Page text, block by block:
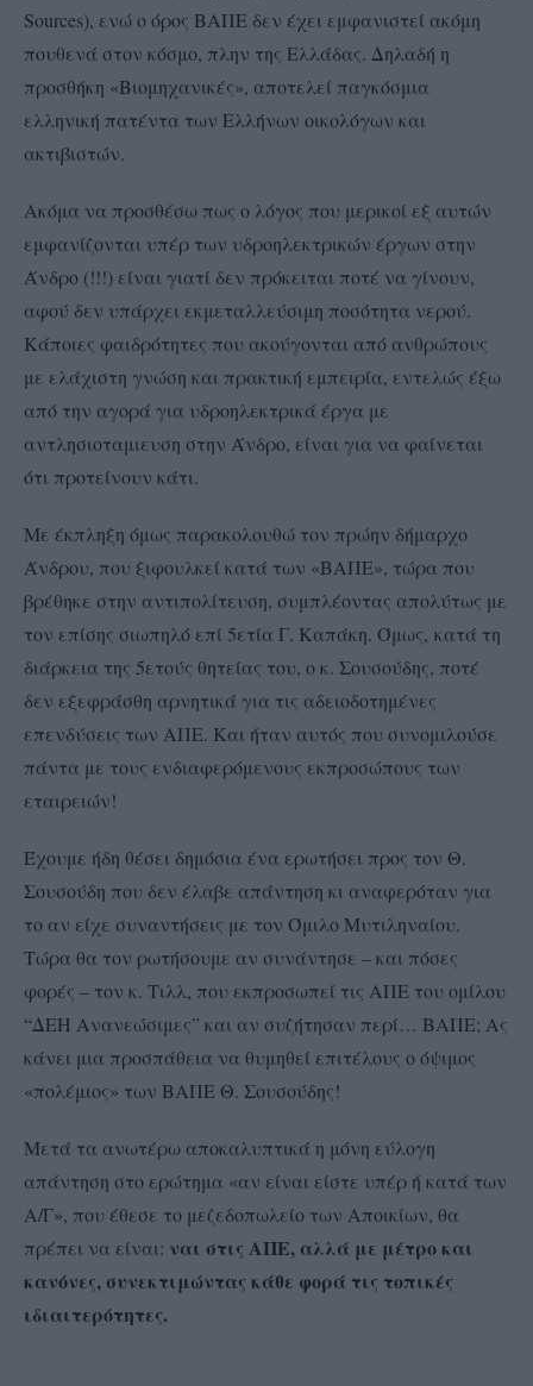
Sources), ενώ ο όρος ΒΑΠΕ δεν έχει εμφανιστεί ακόμη
πουθενά στον κόσμο, πλην της Ελλάδας. Δηλαδή η
προσθήκη «Βιομηχανικές», αποτελεί παγκόσμια
ελληνική πατέντα των Ελλήνων οικολόγων και
ακτιβιστών.
Ακόμα να προσθέσω πως ο λόγος που μερικοί εξ αυτών
εμφανίζονται υπέρ των υδροηλεκτρικών έργων στην
Άνδρο (!!!) είναι γιατί δεν πρόκειται ποτέ να γίνουν,
αφού δεν υπάρχει εκμεταλλεύσιμη ποσότητα νερού.
Κάποιες φαιδρότητες που ακούγονται από ανθρώπους
με ελάχιστη γνώση και πρακτική εμπειρία, εντελώς έξω
από την αγορά για υδροηλεκτρικά έργα με
αντλησιοταμιευση στην Άνδρο, είναι για να φαίνεται
ότι προτείνουν κάτι.
Με έκπληξη όμως παρακολουθώ τον πρώην δήμαρχο
Άνδρου, που ξιφουλκεί κατά των «ΒΑΠΕ», τώρα που
βρέθηκε στην αντιπολίτευση, συμπλέοντας απολύτως με
τον επίσης σιωπηλό επί 5ετία Γ. Καπάκη. Όμως, κατά τη
διάρκεια της 5ετούς θητείας του, ο κ. Σουσούδης, ποτέ
δεν εξεφράσθη αρνητικά για τις αδειοδοτημένες
επενδύσεις των ΑΠΕ. Και ήταν αυτός που συνομιλούσε
πάντα με τους ενδιαφερόμενους εκπροσώπους των
εταιρειών!
Έχουμε ήδη θέσει δημόσια ένα ερωτήσει προς τον Θ.
Σουσούδη που δεν έλαβε απάντηση κι αναφερόταν για
το αν είχε συναντήσεις με τον Όμιλο Μυτιληναίου.
Τώρα θα τον ρωτήσουμε αν συνάντησε – και πόσες
φορές – τον κ. Τιλλ, που εκπροσωπεί τις ΑΠΕ του ομίλου
“ΔΕΗ Ανανεώσιμες” και αν συζήτησαν περί… ΒΑΠΕ; Ας
κάνει μια προσπάθεια να θυμηθεί επιτέλους ο όψιμος
«πολέμιος» των ΒΑΠΕ Θ. Σουσούδης!
Μετά τα ανωτέρω αποκαλυπτικά η μόνη εύλογη
απάντηση στο ερώτημα «αν είναι είστε υπέρ ή κατά των
Α/Γ», που έθεσε το μεζεδοπωλείο των Αποικίων, θα
πρέπει να είναι: ναι στις ΑΠΕ, αλλά με μέτρο και
κανόνες, συνεκτιμώντας κάθε φορά τις τοπικές
ιδιαιτερότητες.